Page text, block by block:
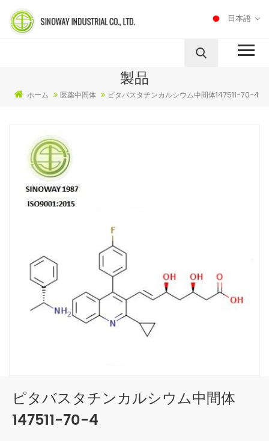
日本語
製品
ホーム 医薬中間体 ピタバスタチンカルシウム中間体147511-70-4
ピタバスタチンカルシウム中間体
147511-70-4